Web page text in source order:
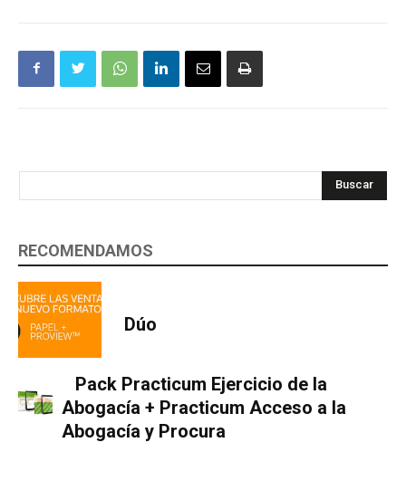
Buscar
RECOMENDAMOS
Dúo
Pack Practicum Ejercicio de la
Abogacía + Practicum Acceso a la
Abogacía y Procura